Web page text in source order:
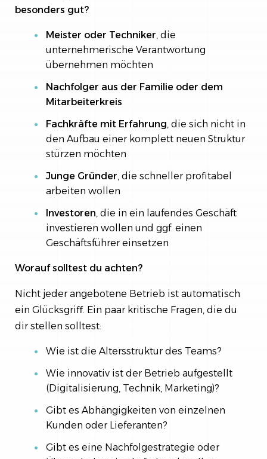
besonders gut?
Meister oder Techniker, die
unternehmerische Verantwortung
übernehmen möchten
Nachfolger aus der Familie oder dem
Mitarbeiterkreis
Fachkräfte mit Erfahrung, die sich nicht in
den Aufbau einer komplett neuen Struktur
stürzen möchten
Junge Gründer, die schneller profitabel
arbeiten wollen
Investoren, die in ein laufendes Geschäft
investieren wollen und ggf. einen
Geschäftsführer einsetzen
Worauf solltest du achten?
Nicht jeder angebotene Betrieb ist automatisch
ein Glücksgriff. Ein paar kritische Fragen, die du
dir stellen solltest:
Wie ist die Altersstruktur des Teams?
Wie innovativ ist der Betrieb aufgestellt
(Digitalisierung, Technik, Marketing)?
Gibt es Abhängigkeiten von einzelnen
Kunden oder Lieferanten?
Gibt es eine Nachfolgestrategie oder